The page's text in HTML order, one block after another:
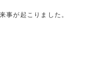
事が起こりました。